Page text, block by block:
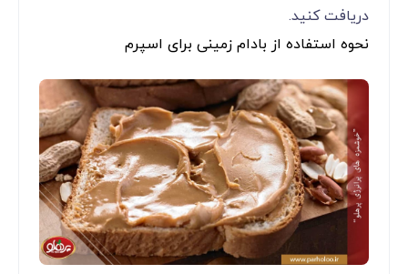
دریافت کنید.
نحوه استفاده از بادام زمینی برای اسپرم